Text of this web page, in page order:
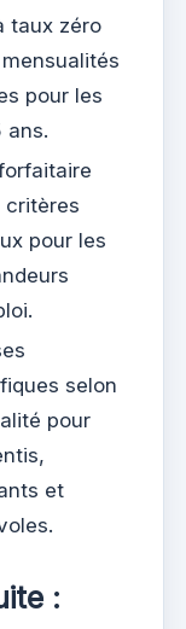
taux zéro
pour les
ans.
critères
pour les
selon
pour
et
: